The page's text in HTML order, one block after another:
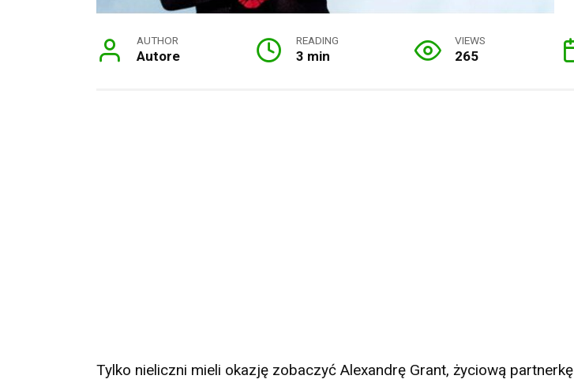
AUTHOR
Autore
READING
3 min
VIEWS
265
Tylko nieliczni mieli okazję zobaczyć Alexandrę Grant, życiową partnerkę